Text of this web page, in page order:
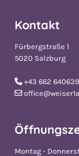
Kontakt
Fürbergstraße 1
5020 Salzburg
 +43 662 640639

Montag -